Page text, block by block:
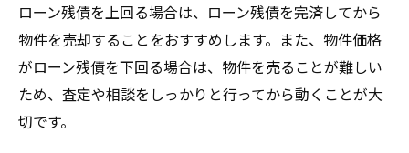
ローン残債を上回る場合は、ローン残債を完済してから
物件を売却することをおすすめします。また、物件価格
がローン残債を下回る場合は、物件を売ることが難しい
ため、査定や相談をしっかりと行ってから動くことが大
切です。